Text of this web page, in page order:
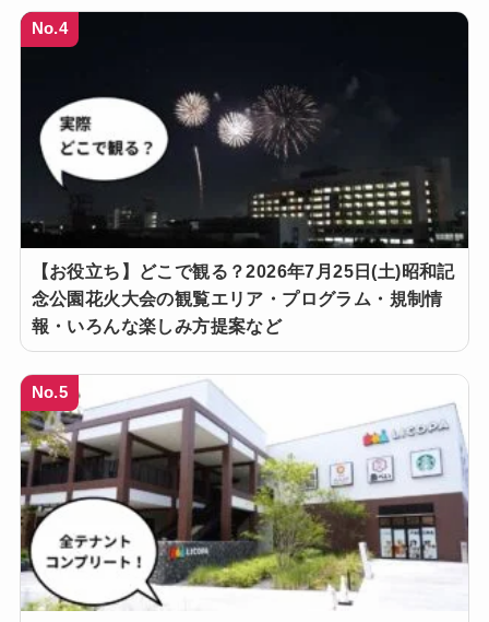
No.4
【お役立ち】どこで観る？2026年7月25日(土)昭和記
念公園花火大会の観覧エリア・プログラム・規制情
報・いろんな楽しみ方提案など
No.5